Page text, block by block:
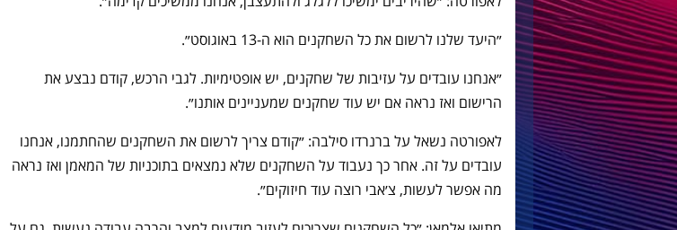
״היעד שלנו לרשום את כל השחקנים הוא ה-13 באוגוסט״.
״אנחנו עובדים על עזיבות של שחקנים, יש אופטימיות. לגבי הרכש, קודם נבצע את
הרישום ואז נראה אם יש עוד שחקנים שמעניינים אותנו״.
לאפורטה נשאל על ברנרדו סילבה: ״קודם צריך לרשום את השחקנים שהחתמנו, אנחנו
עובדים על זה. אחר כך נעבוד על השחקנים שלא נמצאים בתוכניות של המאמן ואז נראה
מה אפשר לעשות, צ׳אבי רוצה עוד חיזוקים״.